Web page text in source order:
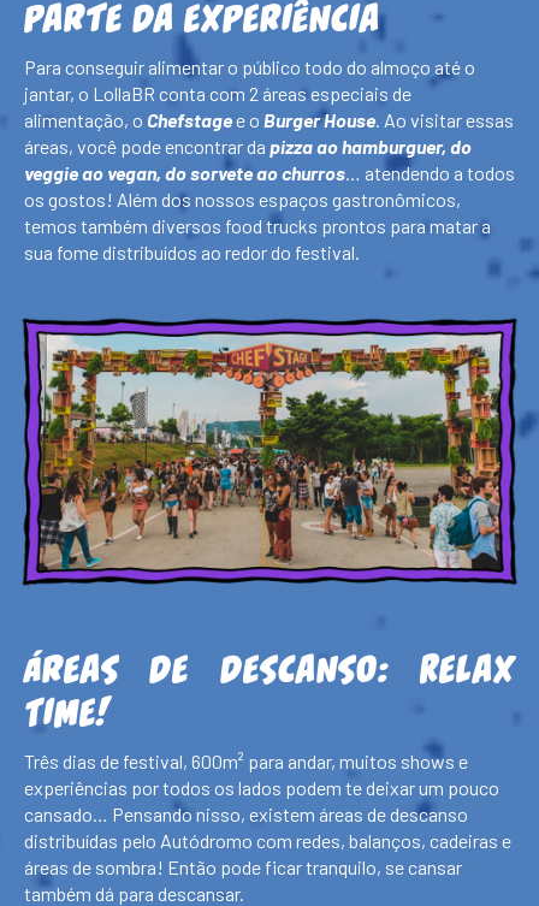
parte da experiência
Para conseguir alimentar o público todo do almoço até o
jantar, o LollaBR conta com 2 áreas especiais de
alimentação, o Chefstagee o Burger House. Ao visitar essas
áreas, você pode encontrar da pizza ao hamburguer, do
veggie ao vegan, do sorvete ao churros… atendendo a todos
os gostos! Além dos nossos espaços gastronômicos,
temos também diversos food trucks prontos para matar a
sua fome distribuídos ao redor do festival.
Áreas de descanso: Relax
Time!
Três dias de festival, 600m² para andar, muitos shows e
experiências por todos os lados podem te deixar um pouco
cansado… Pensando nisso, existem áreas de descanso
distribuídas pelo Autódromo com redes, balanços, cadeiras e
áreas de sombra! Então pode ficar tranquilo, se cansar
também dá para descansar.